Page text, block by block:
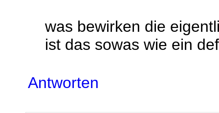
was bewirken die
ist das sowas wie ein
Antworten